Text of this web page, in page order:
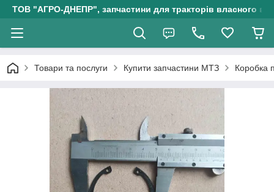
ТОВ "АГРО-ДНЕПР", запчастини для тракторів власного
Товари та послуги Купити запчастини МТЗ Коробка